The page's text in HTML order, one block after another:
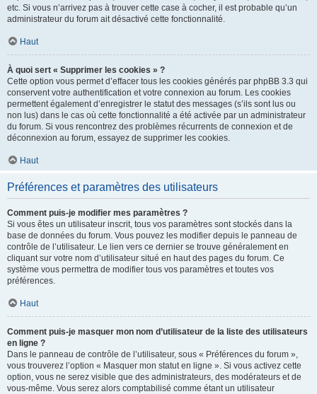
etc. Si vous n’arrivez pas à trouver cette case à cocher, il est probable qu’un
administrateur du forum ait désactivé cette fonctionnalité.
Haut
À quoi sert « Supprimer les cookies » ?
Cette option vous permet d’effacer tous les cookies générés par phpBB 3.3 qui
conservent votre authentification et votre connexion au forum. Les cookies
permettent également d’enregistrer le statut des messages (s’ils sont lus ou
non lus) dans le cas où cette fonctionnalité a été activée par un administrateur
du forum. Si vous rencontrez des problèmes récurrents de connexion et de
déconnexion au forum, essayez de supprimer les cookies.
Haut
Préférences et paramètres des utilisateurs
Comment puis-je modifier mes paramètres ?
Si vous êtes un utilisateur inscrit, tous vos paramètres sont stockés dans la
base de données du forum. Vous pouvez les modifier depuis le panneau de
contrôle de l’utilisateur. Le lien vers ce dernier se trouve généralement en
cliquant sur votre nom d’utilisateur situé en haut des pages du forum. Ce
système vous permettra de modifier tous vos paramètres et toutes vos
préférences.
Haut
Comment puis-je masquer mon nom d’utilisateur de la liste des utilisateurs
en ligne ?
Dans le panneau de contrôle de l’utilisateur, sous « Préférences du forum »,
vous trouverez l’option « Masquer mon statut en ligne ». Si vous activez cette
option, vous ne serez visible que des administrateurs, des modérateurs et de
vous-même. Vous serez alors comptabilisé comme étant un utilisateur